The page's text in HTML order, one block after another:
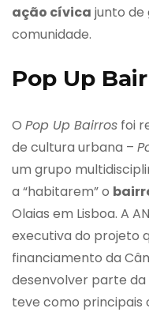
ação cívica junto de
comunidade.
Pop Up
O Pop Up Bairros foi
de cultura urbana –
um grupo
a “habitarem” o
Olaias em Lisboa. A
executiva do projeto
financiamento da
desenvolver parte da
teve como principais